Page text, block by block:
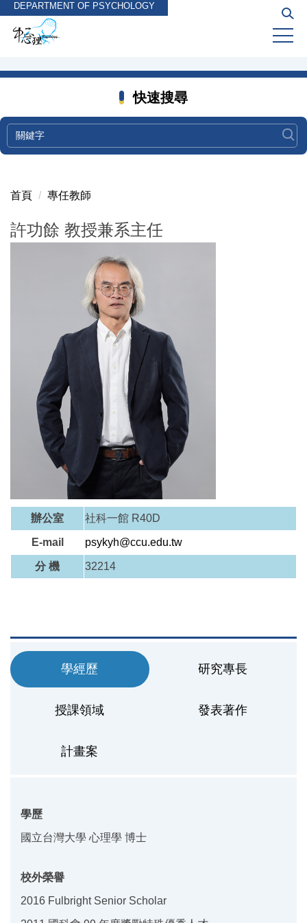
跳
到
內
DEPARTMENT OF PSYCHOLOGY
快速搜尋
首頁 專任教師
許功餘 教授兼系主任
辦公室 社科一館 R40D
E-mail psykyh@ccu.edu.tw
分 機 32214
學經歷 研究專長
授課領域 發表著作
計畫案
學歷
國立台灣大學 心理學 博士
校外榮譽
2016 Fulbright Senior Scholar